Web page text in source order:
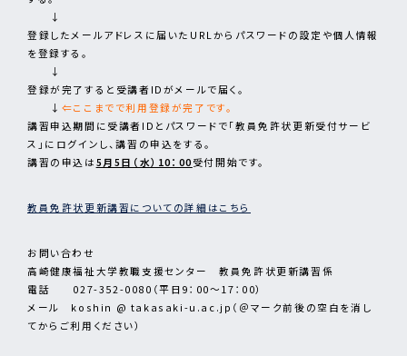
↓
登録したメールアドレスに届いたURLからパスワードの設定や個人情報
を登録する。
↓
登録が完了すると受講者IDがメールで届く。
↓ ⇐ここまでで利用登録が完了です。
講習申込期間に受講者IDとパスワードで「教員免許状更新受付サービ
ス」にログインし、講習の申込をする。
講習の申込は 5月5日（水）10：00 受付開始です。
教員免許状更新講習についての詳細はこちら
お問い合わせ
高崎健康福祉大学教職支援センター 教員免許状更新講習係
電話 027-352-0080（平日9：00～17：00）
メール koshin @ takasaki-u.ac.jp（＠マーク前後の空白を消し
てからご利用ください）